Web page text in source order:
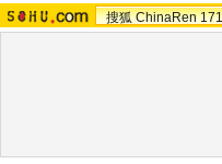
搜狐 ChinaRen